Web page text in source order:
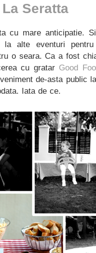
La Seratta
cu mare anticipatie.
la alte eventuri
o seara. Ca a fost
cu gratar Good
de-asta public
Iata de ce.